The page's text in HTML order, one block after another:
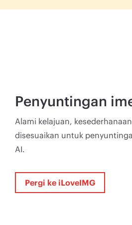
Penyuntingan
Alami kelajuan,
disesuaikan untuk
AI.
Pergi ke iLoveIMG